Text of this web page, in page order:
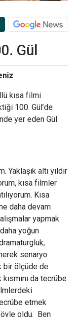
Gül
kısa filmi
100. Gül’de
yer eden Gül
Yaklaşık altı yıldır
kısa filmler
Kısa
daha devam
yapmak
yoğun
senaryo
bir ölçüde de
da tecrübe
etmek
oldu. Ben